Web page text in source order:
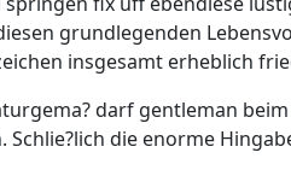
grundlegenden
insgesamt erheblich
darf gentleman
die enorme